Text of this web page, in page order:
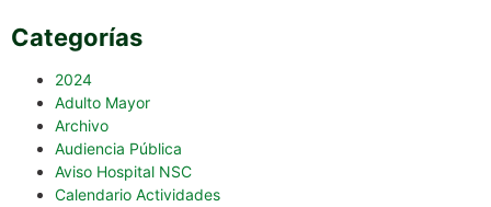
Categorías
2024
Adulto Mayor
Archivo
Audiencia Pública
Aviso Hospital NSC
Calendario Actividades